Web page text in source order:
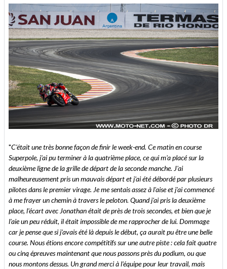
"C'était une très bonne façon de finir le week-end. Ce matin en course
Superpole, j'ai pu terminer à la quatrième place, ce qui m'a placé sur la
deuxième ligne de la grille de départ de la seconde manche. J'ai
malheureusement pris un mauvais départ et j'ai été débordé par plusieurs
pilotes dans le premier virage. Je me sentais assez à l'aise et j'ai commencé
à me frayer un chemin à travers le peloton. Quand j'ai pris la deuxième
place, l'écart avec Jonathan était de près de trois secondes, et bien que je
l'aie un peu réduit, il était impossible de me rapprocher de lui. Dommage
car je pense que si j'avais été là depuis le début, ça aurait pu être une belle
course. Nous étions encore compétitifs sur une autre piste : cela fait quatre
ou cinq épreuves maintenant que nous passons près du podium, ou que
nous montons dessus. Un grand merci à l'équipe pour leur travail, mais